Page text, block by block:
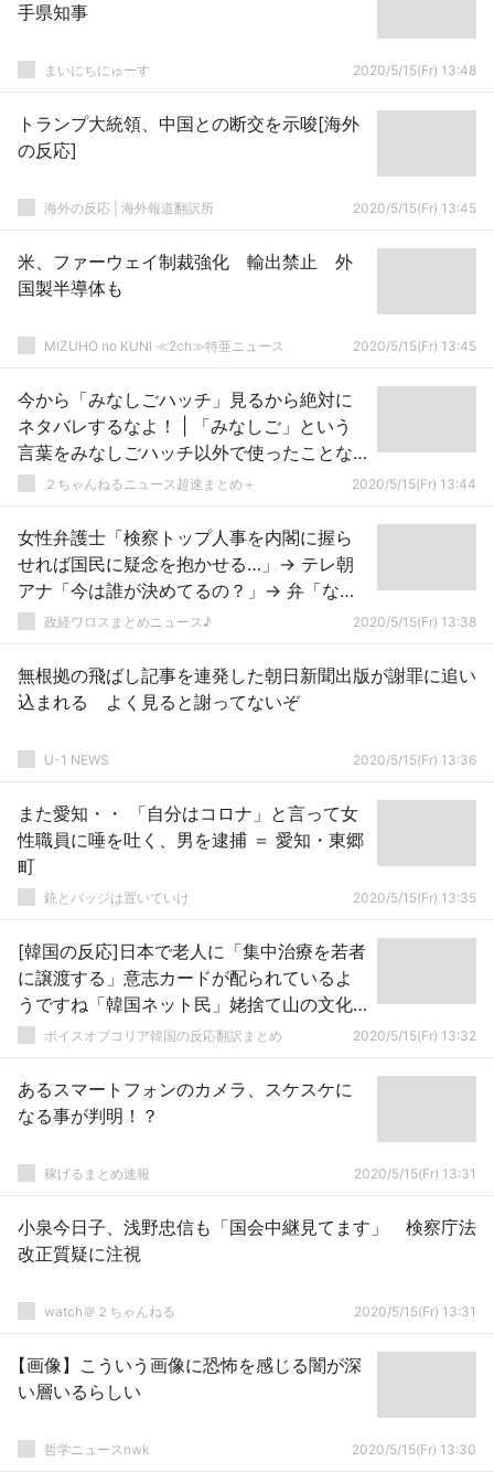
手県知事
まいにちにゅーす 2020/5/15(Fr) 13:48
トランプ大統領、中国との断交を示唆[海外
の反応]
海外の反応 | 海外報道翻訳所 2020/5/15(Fr) 13:45
米、ファーウェイ制裁強化 輸出禁止 外
国製半導体も
MIZUHO no KUNI ≪2ch≫特亜ニュース 2020/5/15(Fr) 13:45
今から「みなしごハッチ」見るから絶対に
ネタバレするなよ！ | 「みなしご」という
言葉をみなしごハッチ以外で使ったことな
いわ２ちゃんねるニュース超速まとめ＋ 2020/5/15(Fr) 13:44
女性弁護士「検察トップ人事を内閣に握ら
せれば国民に疑念を抱かせる…」→ テレ朝
アナ「今は誰が決めてるの？」→ 弁「な、
内閣…」ｗｗｗｗｗｗｗｗｗ
政経ワロスまとめニュース♪ 2020/5/15(Fr) 13:38
無根拠の飛ばし記事を連発した朝日新聞出版が謝罪に追い
込まれる よく見ると謝ってないぞ
U-1 NEWS 2020/5/15(Fr) 13:36
また愛知・・ 「自分はコロナ」と言って女
性職員に唾を吐く、男を逮捕 ＝ 愛知・東郷
町
銃とバッジは置いていけ 2020/5/15(Fr) 13:35
[韓国の反応]日本で老人に「集中治療を若者
に譲渡する」意志カードが配られているよ
うですね「韓国ネット民」姥捨て山の文化
がある連中なんだから驚くことじゃないだ
ボイスオブコリア韓国の反応翻訳まとめ 2020/5/15(Fr) 13:32
あるスマートフォンのカメラ、スケスケに
なる事が判明！？
稼げるまとめ速報 2020/5/15(Fr) 13:31
小泉今日子、浅野忠信も「国会中継見てます」 検察庁法
改正質疑に注視
watch＠２ちゃんねる 2020/5/15(Fr) 13:31
【画像】こういう画像に恐怖を感じる闇が深
い層いるらしい
哲学ニュースnwk 2020/5/15(Fr) 13:30